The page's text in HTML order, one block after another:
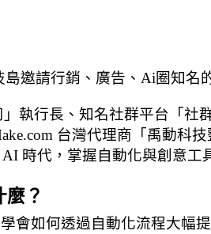
邀請行銷、廣告、Ai圈知名
」執行長、知名社群平台「
台灣代理商「禹動科
時代，掌握自動化與創意工
？
會如何透過自動化流程大幅